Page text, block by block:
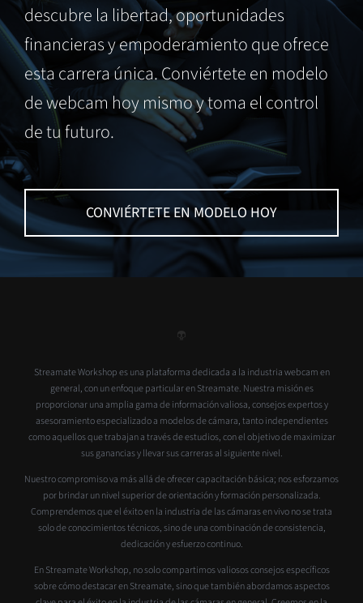
descubre la libertad, oportunidades
financieras y empoderamiento que ofrece
esta carrera única. Conviértete en modelo
de webcam hoy mismo y toma el control
de tu futuro.
CONVIÉRTETE EN MODELO HOY
Streamate Workshop es una plataforma dedicada a la industria webcam en
general, con un enfoque particular en Streamate. Nuestra misión es
proporcionar una amplia gama de información valiosa, consejos expertos y
asesoramiento especializado a modelos de cámara, tanto independientes
como aquellos que trabajan a través de estudios, con el objetivo de maximizar
sus ganancias y llevar sus carreras al siguiente nivel.
Nuestro compromiso va más allá de ofrecer capacitación básica; nos esforzamos
por brindar un nivel superior de orientación y formación personalizada.
Comprendemos que el éxito en la industria de las cámaras en vivo no se trata
solo de conocimientos técnicos, sino de una combinación de consistencia,
dedicación y esfuerzo continuo.
En Streamate Workshop, no solo compartimos valiosos consejos específicos
sobre cómo destacar en Streamate, sino que también abordamos aspectos